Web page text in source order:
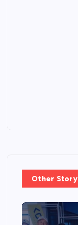
Other Story